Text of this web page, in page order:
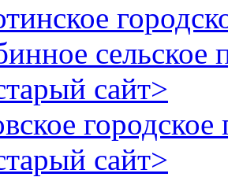
сельское
сайт>
городское
сайт>